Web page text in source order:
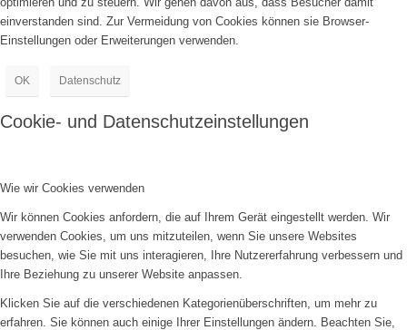
einverstanden sind. Zur Vermeidung von Cookies können sie Browser-
Einstellungen oder Erweiterungen verwenden.
OK Datenschutz
Cookie- und Datenschutzeinstellungen
Wie wir Cookies verwenden
Wir können Cookies anfordern, die auf Ihrem Gerät eingestellt werden. Wir
verwenden Cookies, um uns mitzuteilen, wenn Sie unsere Websites
besuchen, wie Sie mit uns interagieren, Ihre Nutzererfahrung verbessern und
Ihre Beziehung zu unserer Website anpassen.
Klicken Sie auf die verschiedenen Kategorienüberschriften, um mehr zu
erfahren. Sie können auch einige Ihrer Einstellungen ändern. Beachten Sie,